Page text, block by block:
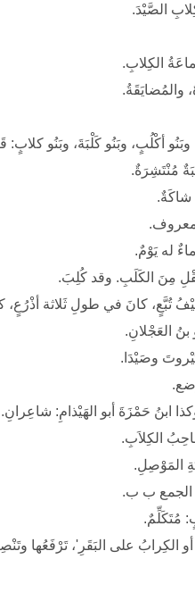
والمُضايَقَةُ.
أكْلُبٍ، وبَنُو كَلْبَةَ، وبَنُو كلابٍ:
مُنْتَشِرَةٌ.
شاكَةٌ.
له يَوْمٌ.
مِنَ الكَلَبِ. وقد كُلِبَ.
تُبَّعٍ، كانَ في طولِ ثَلاثة
العَجْلانِ.
وصَيْدَا.
المَوْصِلِ.
الجمع ب ب.
مُتَكَلِّمٌ.
ـ قولُهُم: 'الكِلابُ، أو الكِرابُ على